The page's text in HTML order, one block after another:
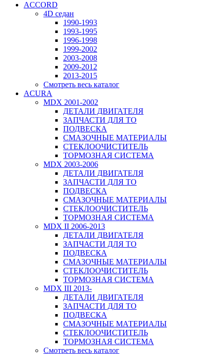
ACCORD
4D седан
1990-1993
1993-1995
1996-1998
1999-2002
2003-2008
2009-2012
2013-2015
Смотреть весь каталог
ACURA
MDX 2001-2002
ДЕТАЛИ ДВИГАТЕЛЯ
ЗАПЧАСТИ ДЛЯ ТО
ПОДВЕСКА
СМАЗОЧНЫЕ МАТЕРИАЛЫ
СТЕКЛООЧИСТИТЕЛЬ
ТОРМОЗНАЯ СИСТЕМА
MDX 2003-2006
ДЕТАЛИ ДВИГАТЕЛЯ
ЗАПЧАСТИ ДЛЯ ТО
ПОДВЕСКА
СМАЗОЧНЫЕ МАТЕРИАЛЫ
СТЕКЛООЧИСТИТЕЛЬ
ТОРМОЗНАЯ СИСТЕМА
MDX II 2006-2013
ДЕТАЛИ ДВИГАТЕЛЯ
ЗАПЧАСТИ ДЛЯ ТО
ПОДВЕСКА
СМАЗОЧНЫЕ МАТЕРИАЛЫ
СТЕКЛООЧИСТИТЕЛЬ
ТОРМОЗНАЯ СИСТЕМА
MDX III 2013-
ДЕТАЛИ ДВИГАТЕЛЯ
ЗАПЧАСТИ ДЛЯ ТО
ПОДВЕСКА
СМАЗОЧНЫЕ МАТЕРИАЛЫ
СТЕКЛООЧИСТИТЕЛЬ
ТОРМОЗНАЯ СИСТЕМА
Смотреть весь каталог